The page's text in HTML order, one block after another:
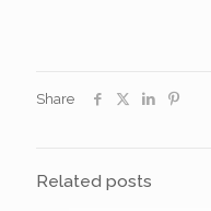
Share
Related posts